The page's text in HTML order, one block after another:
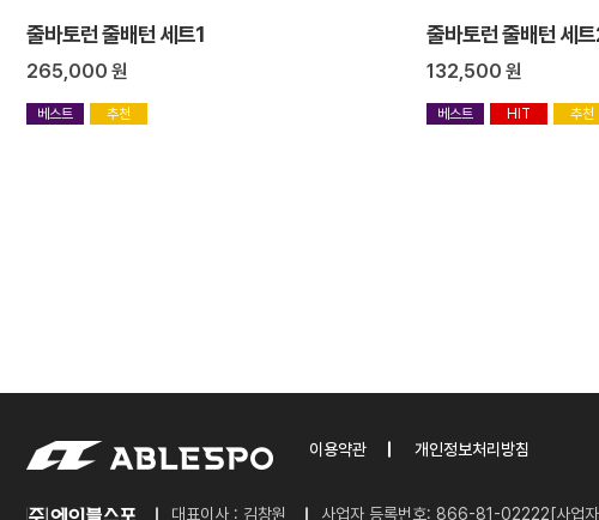
줄바토런 줄배턴 세트1
265,000 원
베스트 추천
줄바토런 줄배턴 세
132,500 원
베스트 HIT 추천
이용약관 개인정보처리방침
대표이사 : 김창원 사업자 등록번호: 866-81-02222 [사업